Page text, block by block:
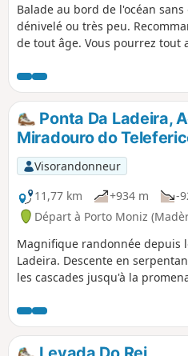
Balade au bord de l'océan
dénivelé ou très peu.
de tout âge. Vous pourrez tout
paysage côté océan. Vous
aménagé éclairé long d'une
Attention le tunnel est ouvert
gratuit. Vous arriverez à
village de pêcheurs. (
balade en famille !
Ponta Da Ladeira,
Miradouro do
Visorandonneur
11,77 km
+934 m -
Départ à Porto Moniz
Magnifique randonnée depuis
Ladeira. Descente en
les cascades jusqu'à la
du téléférique puis levada do
jusqu’au point de départ.